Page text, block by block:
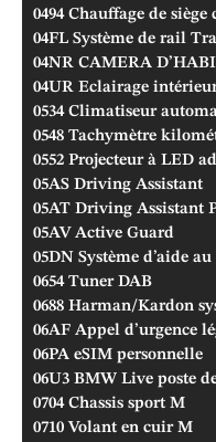
0494 Chauffage de siège
04FL Système de rail
04NR CAMERA
04UR Eclairage
0534 Climatiseur
0548 Tachymètre
0552 Projecteur à LED
05AS Driving Assistant
05AT Driving Assistant
05AV Active Guard
05DN Système d’aide
0654 Tuner DAB
0688 Harman/Kardon
06AF Appel d’urgence
06PA eSIM personnelle
06U3 BMW Live poste
0704 Chassis sport M
0710 Volant en cuir M